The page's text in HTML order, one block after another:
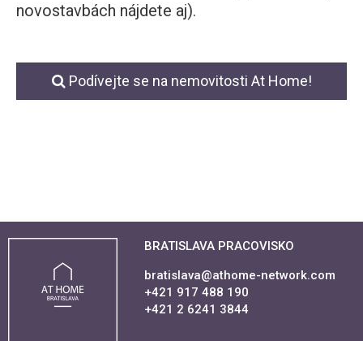
novostavbách nájdete aj).
Podívejte se na nemovitosti At Home!
BRATISLAVA PRACOVISKO
bratislava@athome-network.com
+421 917 488 190
+421 2 6241 3844